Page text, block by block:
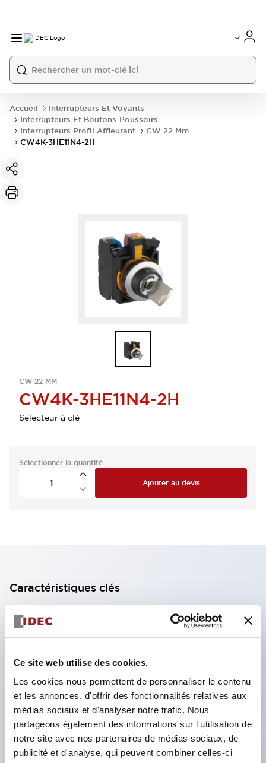
Ce site web utilise des cookies.
Les cookies nous permettent de personnaliser le contenu
et les annonces, d'offrir des fonctionnalités relatives aux
médias sociaux et d'analyser notre trafic. Nous
partageons également des informations sur l'utilisation de
notre site avec nos partenaires de médias sociaux, de
publicité et d'analyse, qui peuvent combiner celles-ci
Accueil
Interrupteurs Et Voyants
Interrupteurs Et Boutons-Poussoirs
Interrupteurs Profil Affleurant
CW 22 Mm
CW4K-3HE11N4-2H
CW 22 MM
CW4K-3HE11N4-2H
Sélecteur à clé
Sélectionner la quantité
Ajouter au devis
Caractéristiques clés
Bloc de contact à 2 étages avec 2 contacts,
permettant une configuration à 4 contacts
contact à 11 étages), 59,9 mm (*bloc de contact à
22 étages). Conception peu encombrante
possible.
Structure de sécurité de 3e génération :
déclenchement à 2 actions, garde intégrée,